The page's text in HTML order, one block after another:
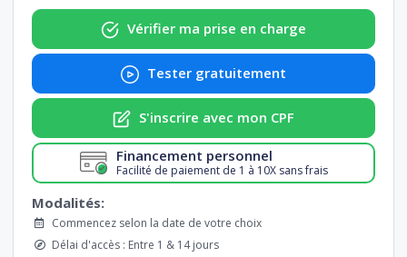
Vérifier ma prise en charge
Tester gratuitement
S'inscrire avec mon CPF
Financement personnel
Facilité de paiement de 1 à 10X sans frais
Modalités:
Commencez selon la date de votre choix
Délai d'accès : Entre 1 & 14 jours